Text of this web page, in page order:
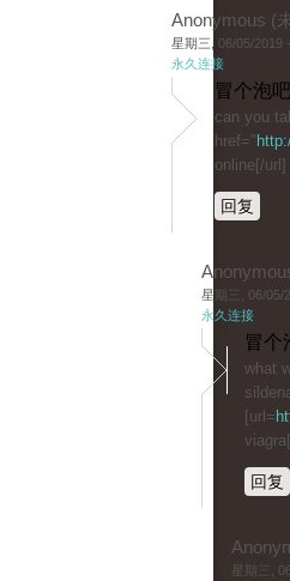
Anonymous (
星期三, 06/05/2019
永久连接
冒个泡
can you
href="
online[/
回复
星期三, 06/05/
永久连接
冒个
what
[url=
回复
星期三,